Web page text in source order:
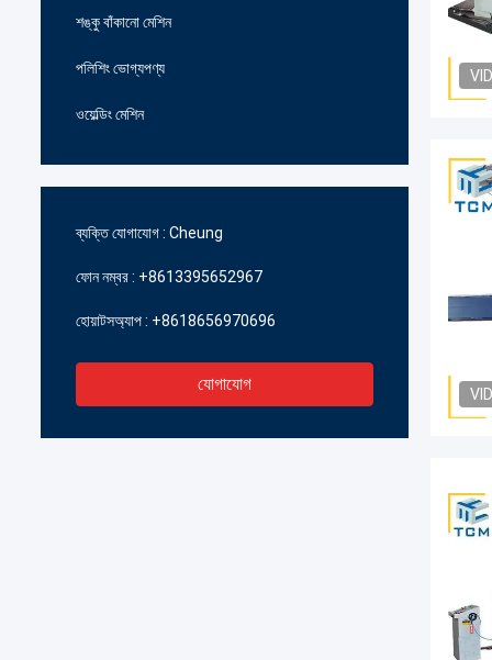
শঙ্কু বাঁকানো মেশিন
পলিশিং ভোগ্যপণ্য
ওয়েল্ডিং মেশিন
ব্যক্তি যোগাযোগ : Cheung
ফোন নম্বর : +8613395652967
হোয়াটসঅ্যাপ : +8618656970696
যোগাযোগ